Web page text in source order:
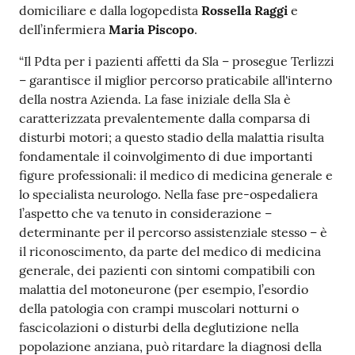
domiciliare e dalla logopedista Rossella Raggi e
dell’infermiera Maria Piscopo.
“Il Pdta per i pazienti affetti da Sla – prosegue Terlizzi
– garantisce il miglior percorso praticabile all'interno
della nostra Azienda. La fase iniziale della Sla è
caratterizzata prevalentemente dalla comparsa di
disturbi motori; a questo stadio della malattia risulta
fondamentale il coinvolgimento di due importanti
figure professionali: il medico di medicina generale e
lo specialista neurologo. Nella fase pre-ospedaliera
l’aspetto che va tenuto in considerazione –
determinante per il percorso assistenziale stesso – è
il riconoscimento, da parte del medico di medicina
generale, dei pazienti con sintomi compatibili con
malattia del motoneurone (per esempio, l’esordio
della patologia con crampi muscolari notturni o
fascicolazioni o disturbi della deglutizione nella
popolazione anziana, può ritardare la diagnosi della